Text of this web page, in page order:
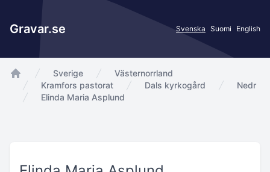
Gravar.se Svenska Suomi English
app.Start
Sverige
Västernorrland
Kramfors pastorat
Dals kyrkogård
Nedr
Elinda Maria Asplund